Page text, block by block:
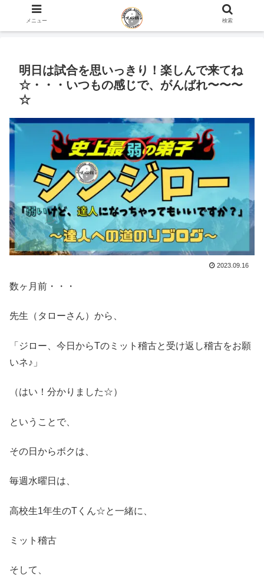
ホーム 史上最弱の弟子のブログ 咲心館について
明日は試合を思いっきり！楽しんで来てね
☆・・・いつもの感じで、がんばれ〜〜〜
☆
2023.09.16
数ヶ月前・・・
先生（タローさん）から、
「ジロー、今日からTのミット稽古と受け返し稽古をお願
いネ♪」
（はい！分かりました☆）
ということで、
その日からボクは、
毎週水曜日は、
高校生1年生のTくん☆と一緒に、
ミット稽古
そして、
メニュー 検索